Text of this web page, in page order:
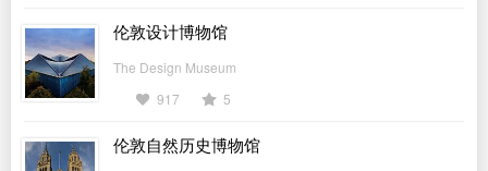
伦敦设计博物馆
The Design Museum
917
5
伦敦自然历史博物馆